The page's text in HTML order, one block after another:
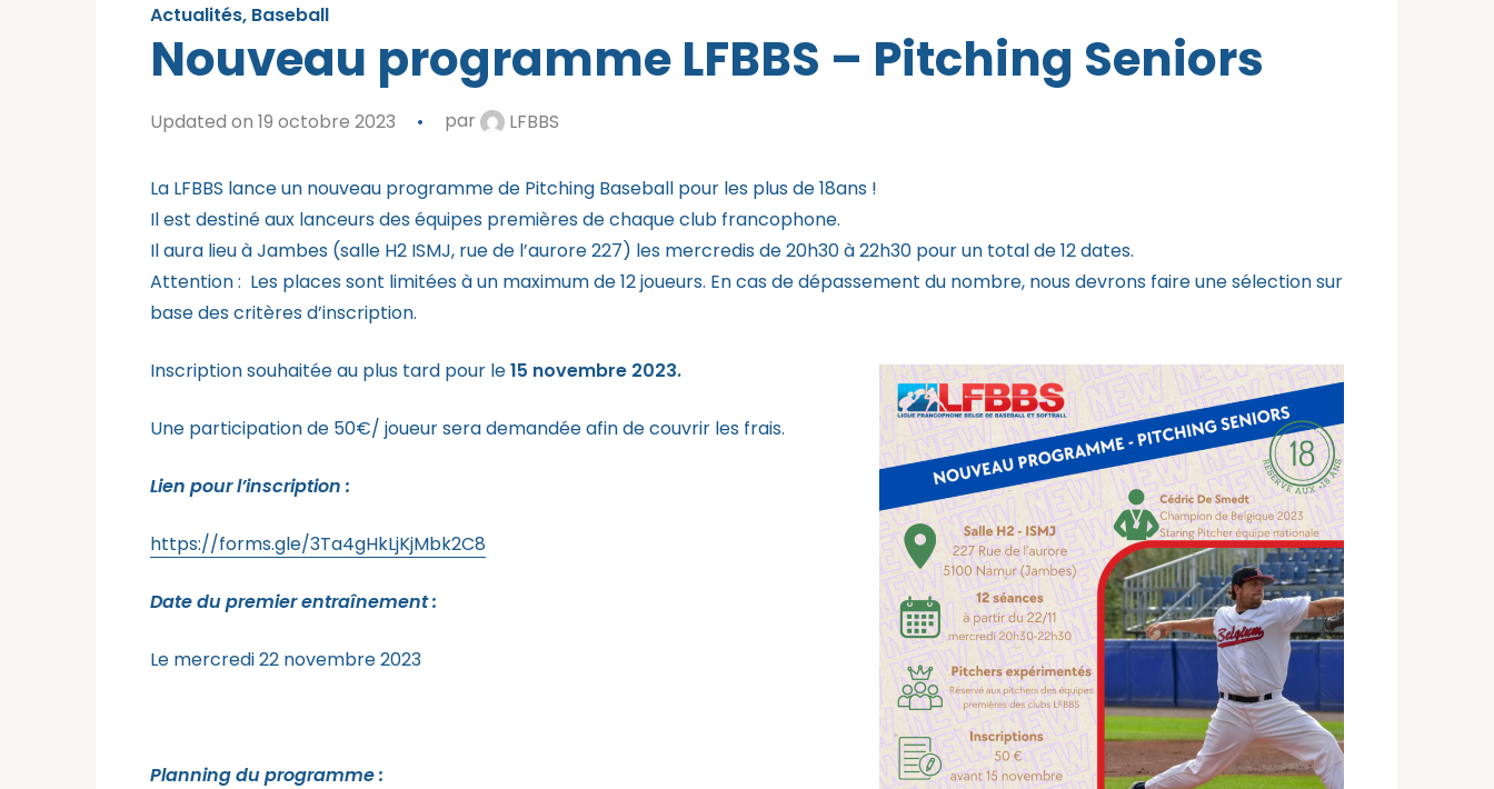
Actualités, Baseball
Nouveau programme LFBBS – Pitching Seniors
Updated on 19 octobre 2023 par LFBBS
La LFBBS lance un nouveau programme de Pitching Baseball pour les plus de 18ans !
Il est destiné aux lanceurs des équipes premières de chaque club francophone.
Il aura lieu à Jambes (salle H2 ISMJ, rue de l’aurore 227) les mercredis de 20h30 à 22h30 pour un total de 12 dates.
Attention : Les places sont limitées à un maximum de 12 joueurs. En cas de dépassement du nombre, nous devrons faire une sélection sur
base des critères d’inscription.
Inscription souhaitée au plus tard pour le15 novembre 2023.
Une participation de 50€/ joueur sera demandée afin de couvrir les frais.
Lien pour l’inscription :
https://forms.gle/3Ta4gHkLjKjMbk2C8
Date du premier entraînement :
Le mercredi 22 novembre 2023
Planning du programme :